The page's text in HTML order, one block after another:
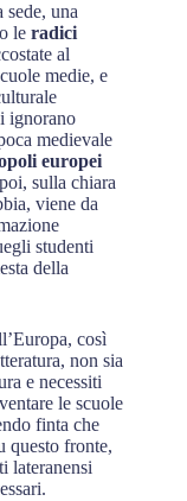
una
le radici
al
medie, e
ignorano
medievale
europei
sulla chiara
viene da
studenti
della
così
non sia
e necessiti
le scuole
finta che
questo fronte,
lateranensi